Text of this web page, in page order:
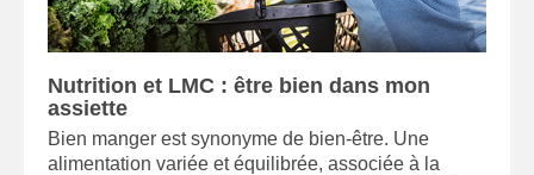
Nutrition et LMC : être bien dans mon
assiette
Bien manger est synonyme de bien-être. Une
alimentation variée et équilibrée, associée à la